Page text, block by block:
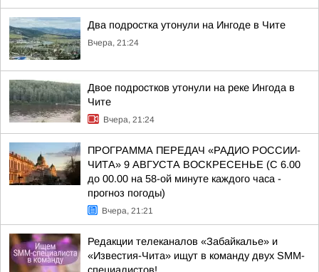
Два подростка утонули на Ингоде в Чите
Вчера, 21:24
Двое подростков утонули на реке Ингода в
Чите
Вчера, 21:24
ПРОГРАММА ПЕРЕДАЧ «РАДИО РОССИИ-
ЧИТА» 9 АВГУСТА ВОСКРЕСЕНЬЕ (С 6.00
до 00.00 на 58-ой минуте каждого часа -
прогноз погоды)
Вчера, 21:21
Редакции телеканалов «Забайкалье» и
«Известия-Чита» ищут в команду двух SMM-